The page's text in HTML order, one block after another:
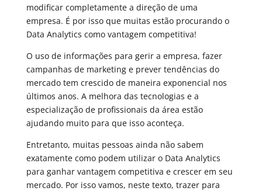
modificar completamente a direção de uma
empresa. É por isso que muitas estão procurando o
Data Analytics como vantagem competitiva!
O uso de informações para gerir a empresa, fazer
campanhas de marketing e prever tendências do
mercado tem crescido de maneira exponencial nos
últimos anos. A melhora das tecnologias e a
especialização de profissionais da área estão
ajudando muito para que isso aconteça.
Entretanto, muitas pessoas ainda não sabem
exatamente como podem utilizar o Data Analytics
para ganhar vantagem competitiva e crescer em seu
mercado. Por isso vamos, neste texto, trazer para